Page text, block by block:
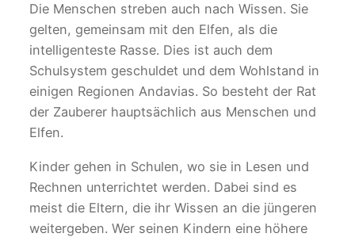
Die Menschen streben auch nach Wissen. Sie
gelten, gemeinsam mit den Elfen, als die
intelligenteste Rasse. Dies ist auch dem
Schulsystem geschuldet und dem Wohlstand in
einigen Regionen Andavias. So besteht der Rat
der Zauberer hauptsächlich aus Menschen und
Elfen.
Kinder gehen in Schulen, wo sie in Lesen und
Rechnen unterrichtet werden. Dabei sind es
meist die Eltern, die ihr Wissen an die jüngeren
weitergeben. Wer seinen Kindern eine höhere